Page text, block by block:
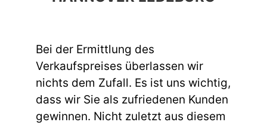
Bei der Ermittlung des
Verkaufspreises überlassen wir
nichts dem Zufall. Es ist uns wichtig,
dass wir Sie als zufriedenen Kunden
gewinnen. Nicht zuletzt aus diesem